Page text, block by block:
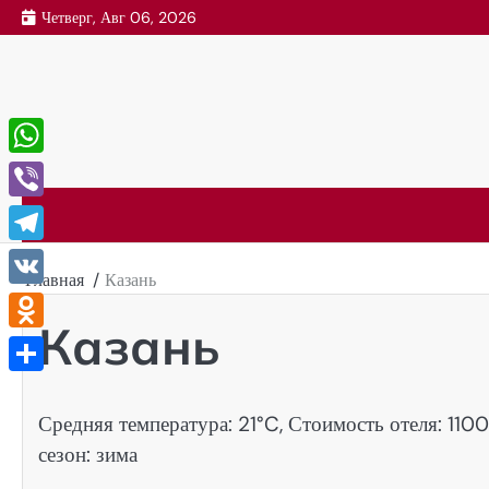
Перейти
к
Четверг, Авг 06, 2026
Главная Казань
Казань
Средняя температура: 21°C, Стоимость отеля:
сезон: зима
WhatsApp
Viber
Telegram
VK
Odnoklassniki